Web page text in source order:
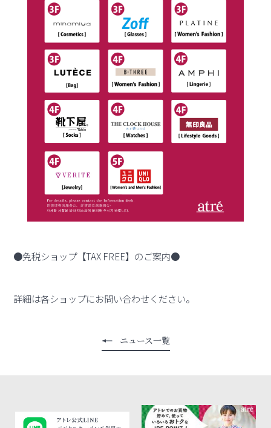
●免税ショップ【TAX FREE】のご案内●
詳細は各ショップにお問い合わせください。
ニュース一覧